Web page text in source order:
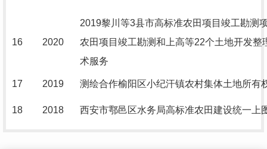
16 2020
2019黎川等3县市高标准农田项目竣工勘测
农田项目竣工勘测和上高等22个土地开发整
术服务
17 2019 测绘合作榆阳区小纪汗镇农村集体土地所有
18 2018 西安市鄠邑区水务局高标准农田建设统一上